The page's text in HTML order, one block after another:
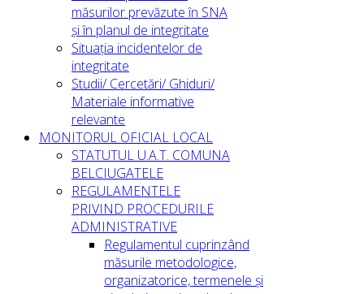
măsurilor prevăzute în SNA
și în planul de integritate
Situația incidentelor de
integritate
Studii/ Cercetări/ Ghiduri/
Materiale informative
relevante
MONITORUL OFICIAL LOCAL
STATUTUL U.A.T. COMUNA
BELCIUGATELE
REGULAMENTELE
PRIVIND PROCEDURILE
ADMINISTRATIVE
Regulamentul cuprinzând
măsurile metodologice,
organizatorice, termenele și